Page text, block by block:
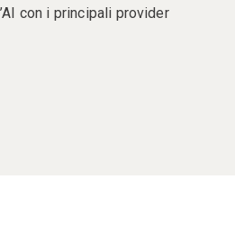
con i principali provider